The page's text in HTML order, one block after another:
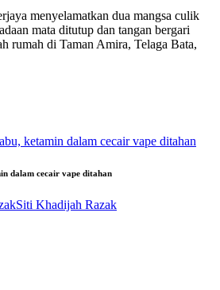
menyelamatkan dua mangsa culik
mata ditutup dan tangan bergari
rumah di Taman Amira, Telaga Bata,
dalam cecair vape ditahan
Siti Khadijah Razak